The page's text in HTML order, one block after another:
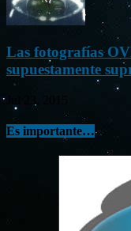
Las fotografías
supuestamente
Es importante…